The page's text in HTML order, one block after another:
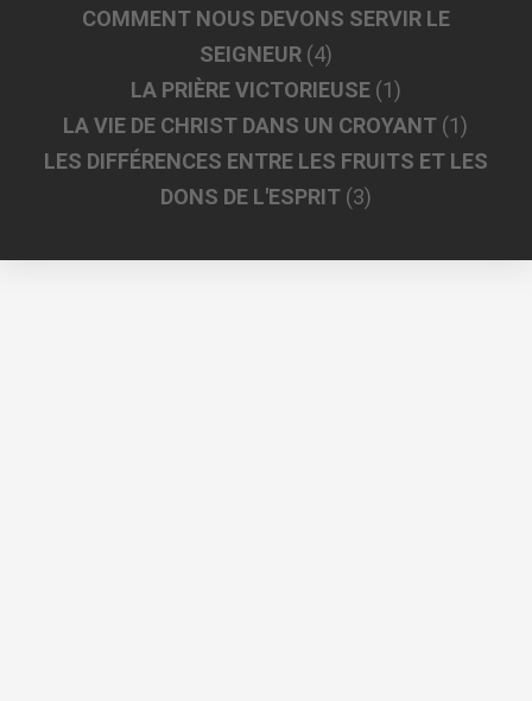
COMMENT NOUS DEVONS SERVIR LE
SEIGNEUR(4)
LA PRIÈRE VICTORIEUSE(1)
LA VIE DE CHRIST DANS UN CROYANT (1)
LES DIFFÉRENCES ENTRE LES FRUITS ET LES
DONS DE L'ESPRIT(3)